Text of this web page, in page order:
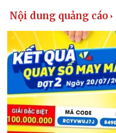
Kinh tế
Bất động sản
Khởi nghiệp